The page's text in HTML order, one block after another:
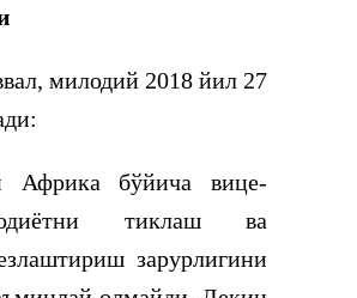
милодий 2018 йил 27
бўйича вице-
тиклаш ва
зарурлигини